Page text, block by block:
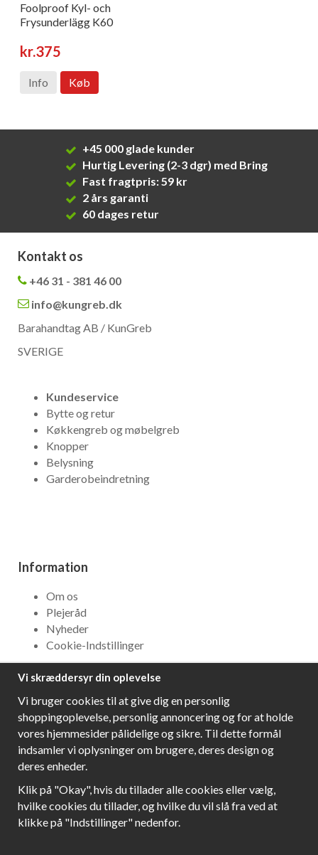
Foolproof Kyl- och
Frysunderlägg K60
kr.375
Info Køb
+45 000 glade kunder
Hurtig Levering (2-3 dgr) med Bring
Fast fragtpris: 59 kr
2 års garanti
60 dages retur
Kontakt os
+46 31 - 381 46 00
info@kungreb.dk
Barahandtag AB / KunGreb
SVERIGE
Kundeservice
Bytte og retur
Køkkengreb og møbelgreb
Knopper
Belysning
Garderobeindretning
Information
Om os
Plejeråd
Nyheder
Cookie-Indstillinger
NYHEDSBREV
Få bedste tilbud og\r spændende nye produkter!
Vi skræddersyr din oplevelse
Vi bruger cookies til at give dig en personlig
shoppingoplevelse, personlig annoncering og for at holde
vores hjemmesider pålidelige og sikre. Til dette formål
indsamler vi oplysninger om brugere, deres design og
deres enheder.
Klik på "Okay", hvis du tillader alle cookies eller vælg,
hvilke cookies du tillader, og hvilke du vil slå fra ved at
klikke på "Indstillinger" nedenfor.